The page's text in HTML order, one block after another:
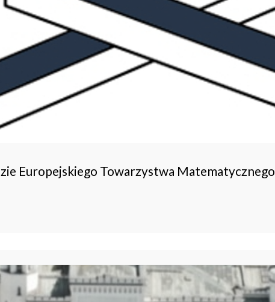
Europejskiego Towarzystwa Matematycznego